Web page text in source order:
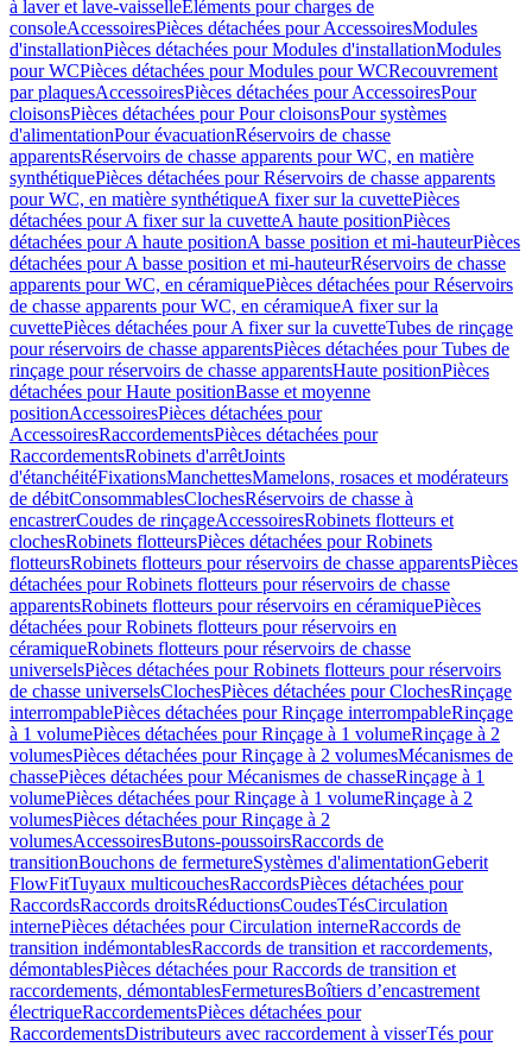
à laver et lave-vaisselleEléments pour charges de
consoleAccessoiresPièces détachées pour AccessoiresModules
d'installationPièces détachées pour Modules d'installationModules
pour WCPièces détachées pour Modules pour WCRecouvrement
par plaquesAccessoiresPièces détachées pour AccessoiresPour
cloisonsPièces détachées pour Pour cloisonsPour systèmes
d'alimentationPour évacuationRéservoirs de chasse
apparentsRéservoirs de chasse apparents pour WC, en matière
synthétiquePièces détachées pour Réservoirs de chasse apparents
pour WC, en matière synthétiqueA fixer sur la cuvettePièces
détachées pour A fixer sur la cuvetteA haute positionPièces
détachées pour A haute positionA basse position et mi-hauteurPièces
détachées pour A basse position et mi-hauteurRéservoirs de chasse
apparents pour WC, en céramiquePièces détachées pour Réservoirs
de chasse apparents pour WC, en céramiqueA fixer sur la
cuvettePièces détachées pour A fixer sur la cuvetteTubes de rinçage
pour réservoirs de chasse apparentsPièces détachées pour Tubes de
rinçage pour réservoirs de chasse apparentsHaute positionPièces
détachées pour Haute positionBasse et moyenne
positionAccessoiresPièces détachées pour
AccessoiresRaccordementsPièces détachées pour
RaccordementsRobinets d'arrêtJoints
d'étanchéitéFixationsManchettesMamelons, rosaces et modérateurs
de débitConsommablesClochesRéservoirs de chasse à
encastrerCoudes de rinçageAccessoiresRobinets flotteurs et
clochesRobinets flotteursPièces détachées pour Robinets
flotteursRobinets flotteurs pour réservoirs de chasse apparentsPièces
détachées pour Robinets flotteurs pour réservoirs de chasse
apparentsRobinets flotteurs pour réservoirs en céramiquePièces
détachées pour Robinets flotteurs pour réservoirs en
céramiqueRobinets flotteurs pour réservoirs de chasse
universelsPièces détachées pour Robinets flotteurs pour réservoirs
de chasse universelsClochesPièces détachées pour ClochesRinçage
interrompablePièces détachées pour Rinçage interrompableRinçage
à 1 volumePièces détachées pour Rinçage à 1 volumeRinçage à 2
volumesPièces détachées pour Rinçage à 2 volumesMécanismes de
chassePièces détachées pour Mécanismes de chasseRinçage à 1
volumePièces détachées pour Rinçage à 1 volumeRinçage à 2
volumesPièces détachées pour Rinçage à 2
volumesAccessoiresButons-poussoirsRaccords de
transitionBouchons de fermetureSystèmes d'alimentationGeberit
FlowFitTuyaux multicouchesRaccordsPièces détachées pour
RaccordsRaccords droitsRéductionsCoudesTésCirculation
internePièces détachées pour Circulation interneRaccords de
transition indémontablesRaccords de transition et raccordements,
démontablesPièces détachées pour Raccords de transition et
raccordements, démontablesFermeturesBoîtiers d’encastrement
électriqueRaccordementsPièces détachées pour
RaccordementsDistributeurs avec raccordement à visserTés pour